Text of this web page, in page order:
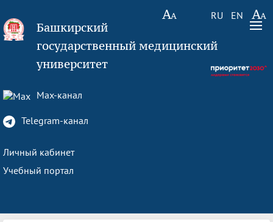
RU EN
Башкирский
государственный медицинский
университет
Max-канал
Telegram-канал
Личный кабинет
Учебный портал